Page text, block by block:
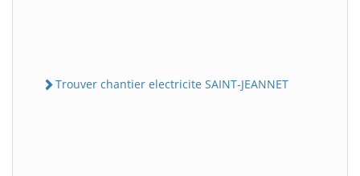
Trouver chantier electricite SAINT-JEANNET